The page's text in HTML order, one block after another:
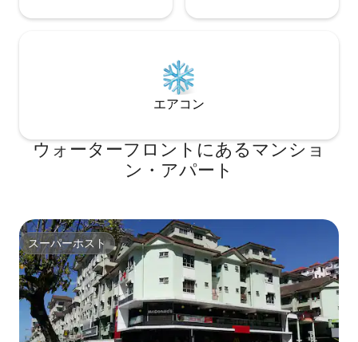
エアコン
ウォーターフロントにあるマンショ
ン・アパート
スーパーホスト
スーパーホスト